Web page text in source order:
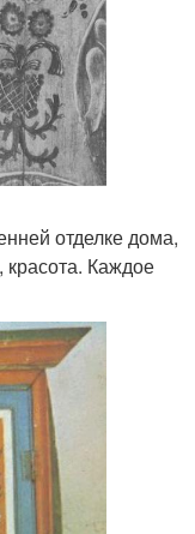
отделке дома,
красота. Каждое